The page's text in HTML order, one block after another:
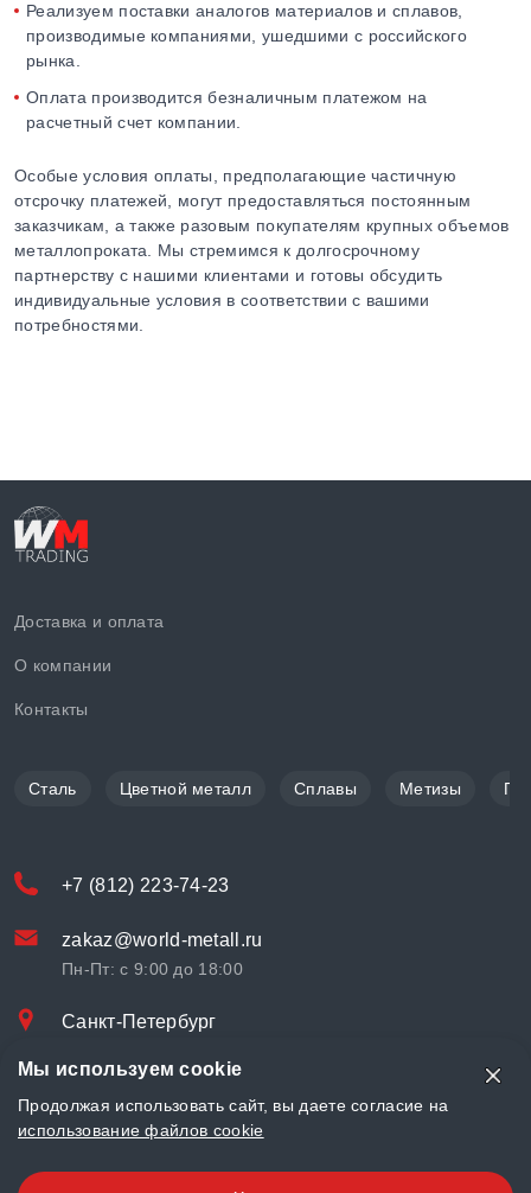
Реализуем поставки аналогов материалов и сплавов,
производимые компаниями, ушедшими с российского
рынка.
Оплата производится безналичным платежом на
расчетный счет компании.
Особые условия оплаты, предполагающие частичную
отсрочку платежей, могут предоставляться постоянным
заказчикам, а также разовым покупателям крупных объемов
металлопроката. Мы стремимся к долгосрочному
партнерству с нашими клиентами и готовы обсудить
индивидуальные условия в соответствии с вашими
потребностями.
Доставка и оплата
О компании
Контакты
Сталь Цветной металл Сплавы Метизы
+7 (812) 223-74-23
zakaz@world-metall.ru
Пн-Пт: с 9:00 до 18:00
Санкт-Петербург
© «World Metall» 2025, Разработка и комплексное продвижение
"LCAgency"
Мы используем cookie
Продолжая использовать сайт, вы даете согласие на
использование файлов cookie